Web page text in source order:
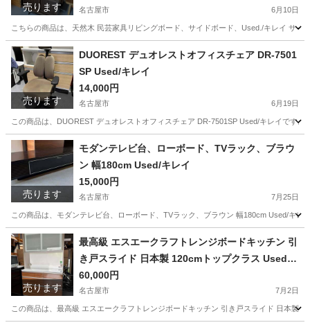
売ります 名古屋市 6月10日
こちらの商品は、天然木 民芸家具リビングボード、サイドボード、Used./キレイ サ
愛知 名古屋市 民芸
売ります
DUOREST デュオレストオフィスチェア DR-7501
SP Used/キレイ
14,000円
名古屋市 6月19日
この商品は、DUOREST デュオレストオフィスチェア DR-7501SP Used/キレイで
愛知 名古屋市 椅子 DUOREST
売ります
モダンテレビ台、ローボード、TVラック、ブラウ
ン 幅180cm Used/キレイ
15,000円
名古屋市 7月25日
この商品は、モダンテレビ台、ローボード、TVラック、ブラウン 幅180cm Used/キ
愛知 名古屋市 収納家具 ローボード
売ります
最高級 エスエークラフトレンジボードキッチン 引
き戸スライド 日本製 120cmトップクラス Used/
キレイ
60,000円
名古屋市 7月2日
この商品は、最高級 エスエークラフトレンジボードキッチン 引き戸スライド 日本製